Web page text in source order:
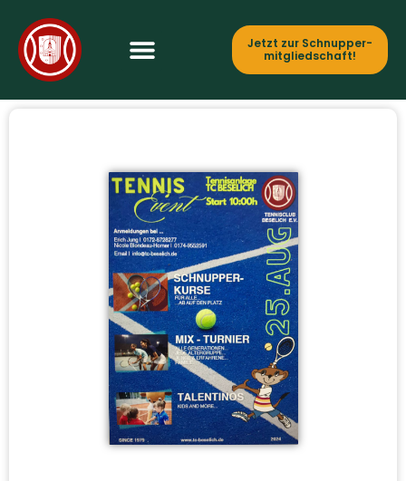
Jetzt zur Schnupper­
mitgliedschaft!